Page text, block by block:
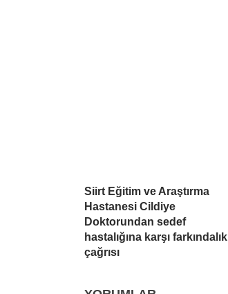
Siirt Eğitim ve Araştırma
Hastanesi Cildiye
Doktorundan sedef
hastalığına karşı farkındalık
çağrısı